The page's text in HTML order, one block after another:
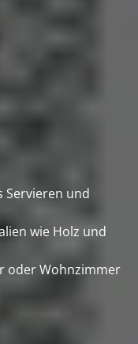
Servieren und
wie Holz und
oder Wohnzimmer